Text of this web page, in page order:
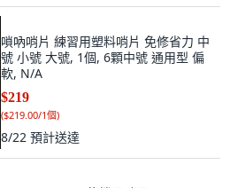
嗩吶哨片 練習用塑料哨片 免修省力 中
號 小號 大號, 1個, 6顆中號 通用型 偏
軟, N/A
$219
($219.00/1個)
8/22 預計送達